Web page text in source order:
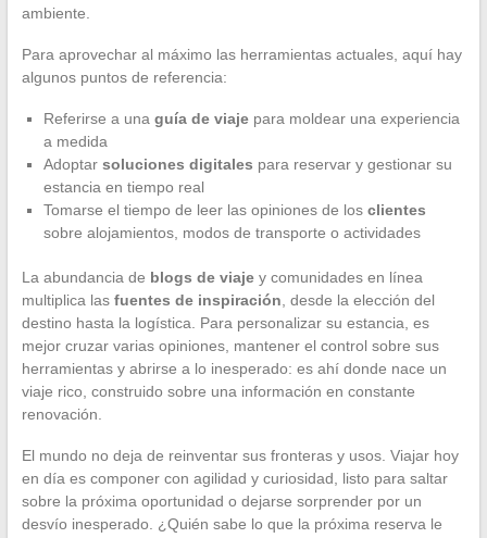
ambiente.
Para aprovechar al máximo las herramientas actuales, aquí hay
algunos puntos de referencia:
Referirse a una guía de viajepara moldear una experiencia
a medida
Adoptar soluciones digitales para reservar y gestionar su
estancia en tiempo real
Tomarse el tiempo de leer las opiniones de los clientes
sobre alojamientos, modos de transporte o actividades
La abundancia de blogs de viajey comunidades en línea
multiplica las fuentes de inspiración , desde la elección del
destino hasta la logística. Para personalizar su estancia, es
mejor cruzar varias opiniones, mantener el control sobre sus
herramientas y abrirse a lo inesperado: es ahí donde nace un
viaje rico, construido sobre una información en constante
renovación.
El mundo no deja de reinventar sus fronteras y usos. Viajar hoy
en día es componer con agilidad y curiosidad, listo para saltar
sobre la próxima oportunidad o dejarse sorprender por un
desvío inesperado. ¿Quién sabe lo que la próxima reserva le